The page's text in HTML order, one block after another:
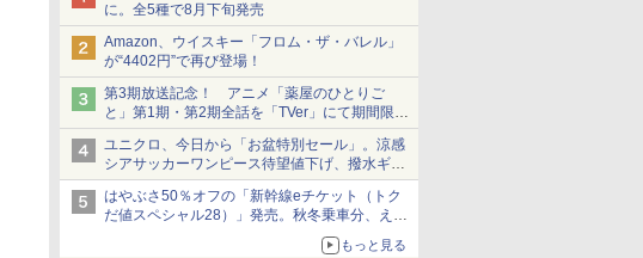
に。全5種で8月下旬発売
Amazon、ウイスキー「フロム・ザ・バレル」
が“4402円”で再び登場！
第3期放送記念！ アニメ「薬屋のひとりご
と」第1期・第2期全話を「TVer」にて期間限定
で順次無料配信開始
ユニクロ、今日から「お盆特別セール」。涼感
シアサッカーワンピース待望値下げ、撥水ギア
ショーツは1990円に
はやぶさ50％オフの「新幹線eチケット（トク
だ値スペシャル28）」発売。秋冬乗車分、えき
もっと見る